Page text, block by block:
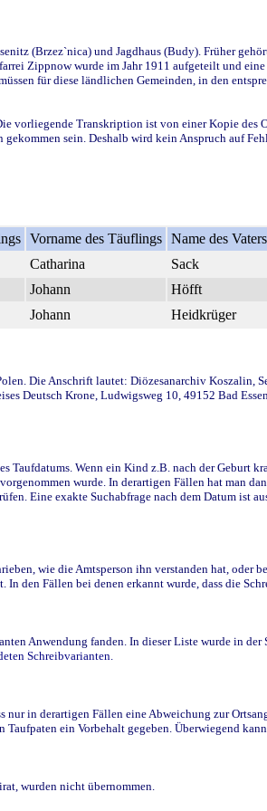
(Brzez`nica) und Jagdhaus (Budy). Früher
Zippnow wurde im Jahr 1911 aufgeteilt und
für diese ländlichen Gemeinden, in den
vorliegende Transkription ist von einer Kopie
sein. Deshalb wird kein Anspruch auf
Vorname des Täuflings Name des Vaters
Catharina Sack
Johann Höfft
Johann Heidkrüger
Die Anschrift lautet: Diözesanarchiv Koszalin,
Deutsch Krone, Ludwigsweg 10, 49152 Bad
Wenn ein Kind z.B. nach der Geburt
wurde. In derartigen Fällen hat man
Eine exakte Suchabfrage nach dem Datum ist
wie die Amtsperson ihn verstanden hat, oder
den Fällen bei denen erkannt wurde, dass die
Anwendung fanden. In dieser Liste wurde in
Schreibvarianten.
in derartigen Fällen eine Abweichung zur
ein Vorbehalt gegeben. Überwiegend
wurden nicht übernommen.